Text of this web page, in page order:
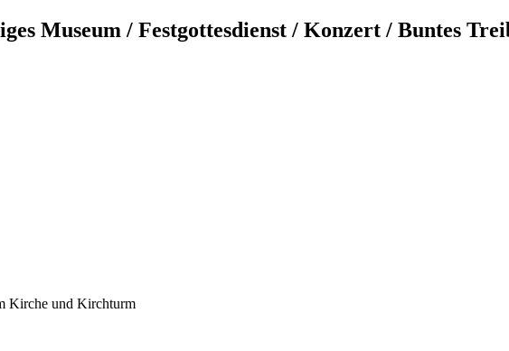
Museum / Festgottesdienst / Konzert / Buntes
Kirche und Kirchturm